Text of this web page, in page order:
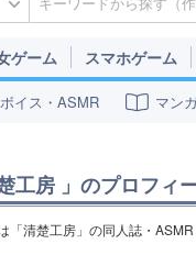
ゲーム スマホゲーム
ボイス・ASMR マン
工房 」のプロフィ
「清楚工房」の同人誌・